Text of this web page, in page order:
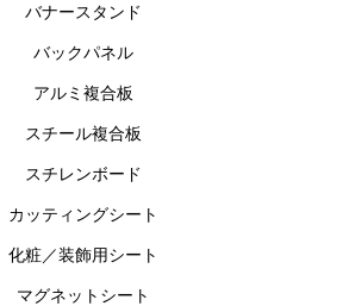
バナースタンド
バックパネル
アルミ複合板
スチール複合板
スチレンボード
カッティングシート
化粧／装飾用シート
マグネットシート